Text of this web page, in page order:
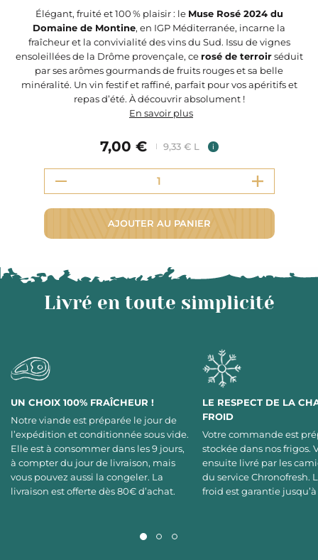
Élégant, fruité et 100 % plaisir : le Muse Rosé 2024 du
Domaine de Montine, en IGP Méditerranée, incarne la
fraîcheur et la convivialité des vins du Sud. Issu de vignes
ensoleillées de la Drôme provençale, ce rosé de terroirséduit
par ses arômes gourmands de fruits rouges et sa belle
minéralité. Un vin festif et raffiné, parfait pour vos apéritifs et
repas d’été. À découvrir absolument !
En savoir plus
7,00 € 9,33 € L i
AJOUTER AU PANIER
Livré en toute simplicité
UN CHOIX 100% FRAÎCHEUR !
Notre viande est préparée le jour de
l’expédition et conditionnée sous vide.
Elle est à consommer dans les 9 jours,
à compter du jour de livraison, mais
vous pouvez aussi la congeler. La
livraison est offerte dès 80€ d’achat.
LE RESPECT DE LA
FROID
Votre commande est
stockée dans nos frigos.
ensuite livré par les
du service Chronofresh.
froid est garantie